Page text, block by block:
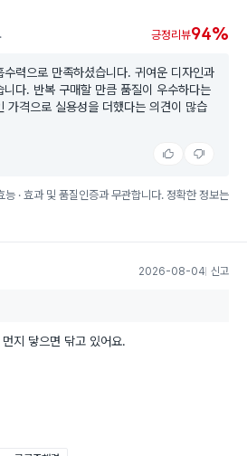
긍정리뷰94%
력으로 만족하셨습니다. 귀여운 디자인과
니다. 반복 구매할 만큼 품질이 우수하다는
가격으로 실용성을 더했다는 의견이 많습
· 효과 및 품질인증과 무관합니다. 정확한 정보는
2026-08-04 신고
지 닿으면 닦고 있어요.